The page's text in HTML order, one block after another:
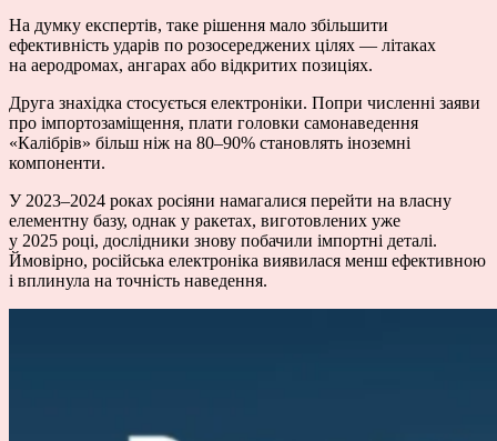
На думку експертів, таке рішення мало збільшити
ефективність ударів по розосереджених цілях — літаках
на аеродромах, ангарах або відкритих позиціях.
Друга знахідка стосується електроніки. Попри численні заяви
про імпортозаміщення, плати головки самонаведення
«Калібрів» більш ніж на 80–90% становлять іноземні
компоненти.
У 2023–2024 роках росіяни намагалися перейти на власну
елементну базу, однак у ракетах, виготовлених уже
у 2025 році, дослідники знову побачили імпортні деталі.
Ймовірно, російська електроніка виявилася менш ефективною
і вплинула на точність наведення.